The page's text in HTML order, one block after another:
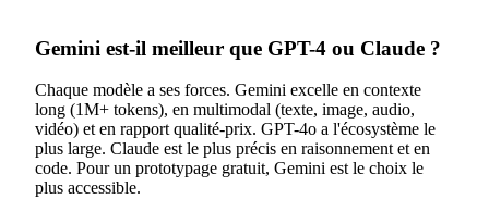
Gemini est-il meilleur que GPT-4 ou Claude ?
Chaque modèle a ses forces. Gemini excelle en contexte
long (1M+ tokens), en multimodal (texte, image, audio,
vidéo) et en rapport qualité-prix. GPT-4o a l'écosystème le
plus large. Claude est le plus précis en raisonnement et en
code. Pour un prototypage gratuit, Gemini est le choix le
plus accessible.